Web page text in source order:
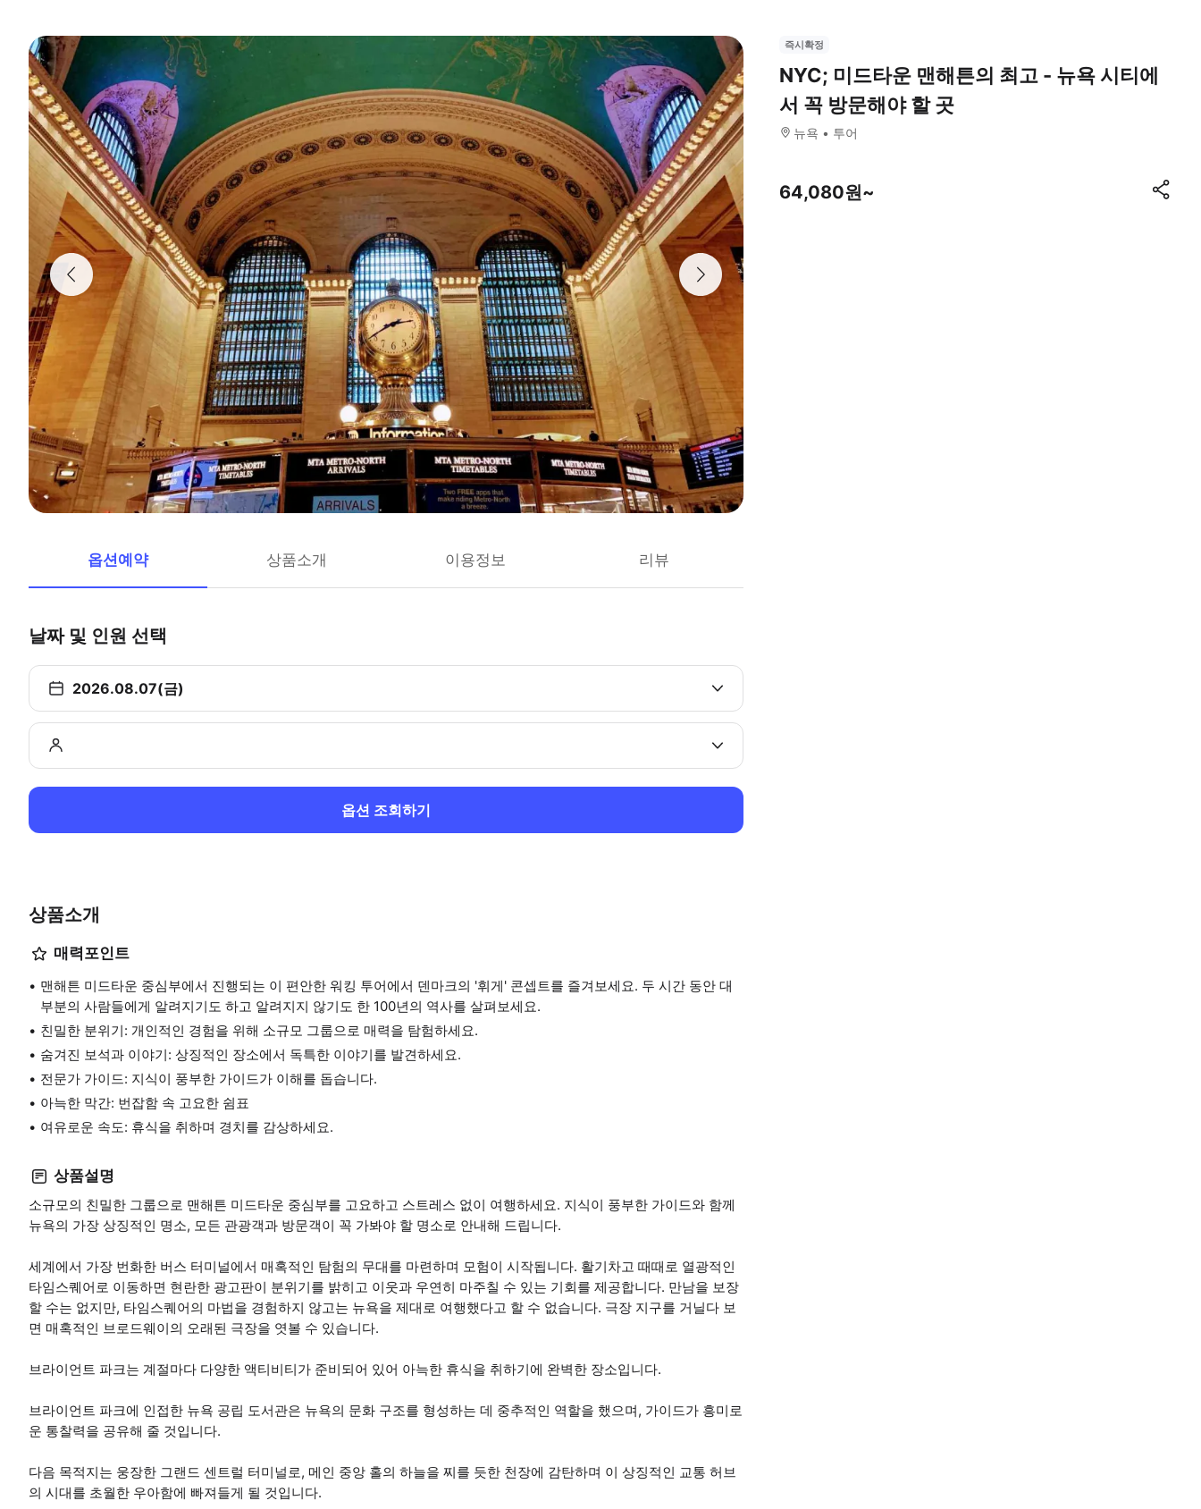
옵션예약 상품소개 이용정보 리뷰
날짜 및 인원 선택
2026.08.07(금)
옵션 조회하기
상품소개
매력포인트
맨해튼 미드타운 중심부에서 진행되는 이 편안한 워킹 투어에서 덴마크의 '휘게' 콘셉트를 즐겨보세요. 두 시간 동안 대
부분의 사람들에게 알려지기도 하고 알려지지 않기도 한 100년의 역사를 살펴보세요.
친밀한 분위기: 개인적인 경험을 위해 소규모 그룹으로 매력을 탐험하세요.
숨겨진 보석과 이야기: 상징적인 장소에서 독특한 이야기를 발견하세요.
전문가 가이드: 지식이 풍부한 가이드가 이해를 돕습니다.
아늑한 막간: 번잡함 속 고요한 쉼표
여유로운 속도: 휴식을 취하며 경치를 감상하세요.
상품설명
소규모의 친밀한 그룹으로 맨해튼 미드타운 중심부를 고요하고 스트레스 없이 여행하세요. 지식이 풍부한 가이드와 함께
뉴욕의 가장 상징적인 명소, 모든 관광객과 방문객이 꼭 가봐야 할 명소로 안내해 드립니다.
세계에서 가장 번화한 버스 터미널에서 매혹적인 탐험의 무대를 마련하며 모험이 시작됩니다. 활기차고 때때로 열광적인
타임스퀘어로 이동하면 현란한 광고판이 분위기를 밝히고 이웃과 우연히 마주칠 수 있는 기회를 제공합니다. 만남을 보장
할 수는 없지만, 타임스퀘어의 마법을 경험하지 않고는 뉴욕을 제대로 여행했다고 할 수 없습니다. 극장 지구를 거닐다 보
면 매혹적인 브로드웨이의 오래된 극장을 엿볼 수 있습니다.
브라이언트 파크는 계절마다 다양한 액티비티가 준비되어 있어 아늑한 휴식을 취하기에 완벽한 장소입니다.
브라이언트 파크에 인접한 뉴욕 공립 도서관은 뉴욕의 문화 구조를 형성하는 데 중추적인 역할을 했으며, 가이드가 흥미로
운 통찰력을 공유해 줄 것입니다.
다음 목적지는 웅장한 그랜드 센트럴 터미널로, 메인 중앙 홀의 하늘을 찌를 듯한 천장에 감탄하며 이 상징적인 교통 허브
의 시대를 초월한 우아함에 빠져들게 될 것입니다.
즉시확정
NYC; 미드타운 맨해튼의 최고 - 뉴욕 시티에
서 꼭 방문해야 할 곳
뉴욕 투어
64,080원~